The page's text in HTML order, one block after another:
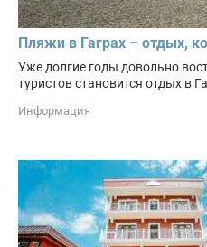
Пляжи в Гаграх – отдых,
Уже долгие годы довольно
туристов становится отдых в
Информация